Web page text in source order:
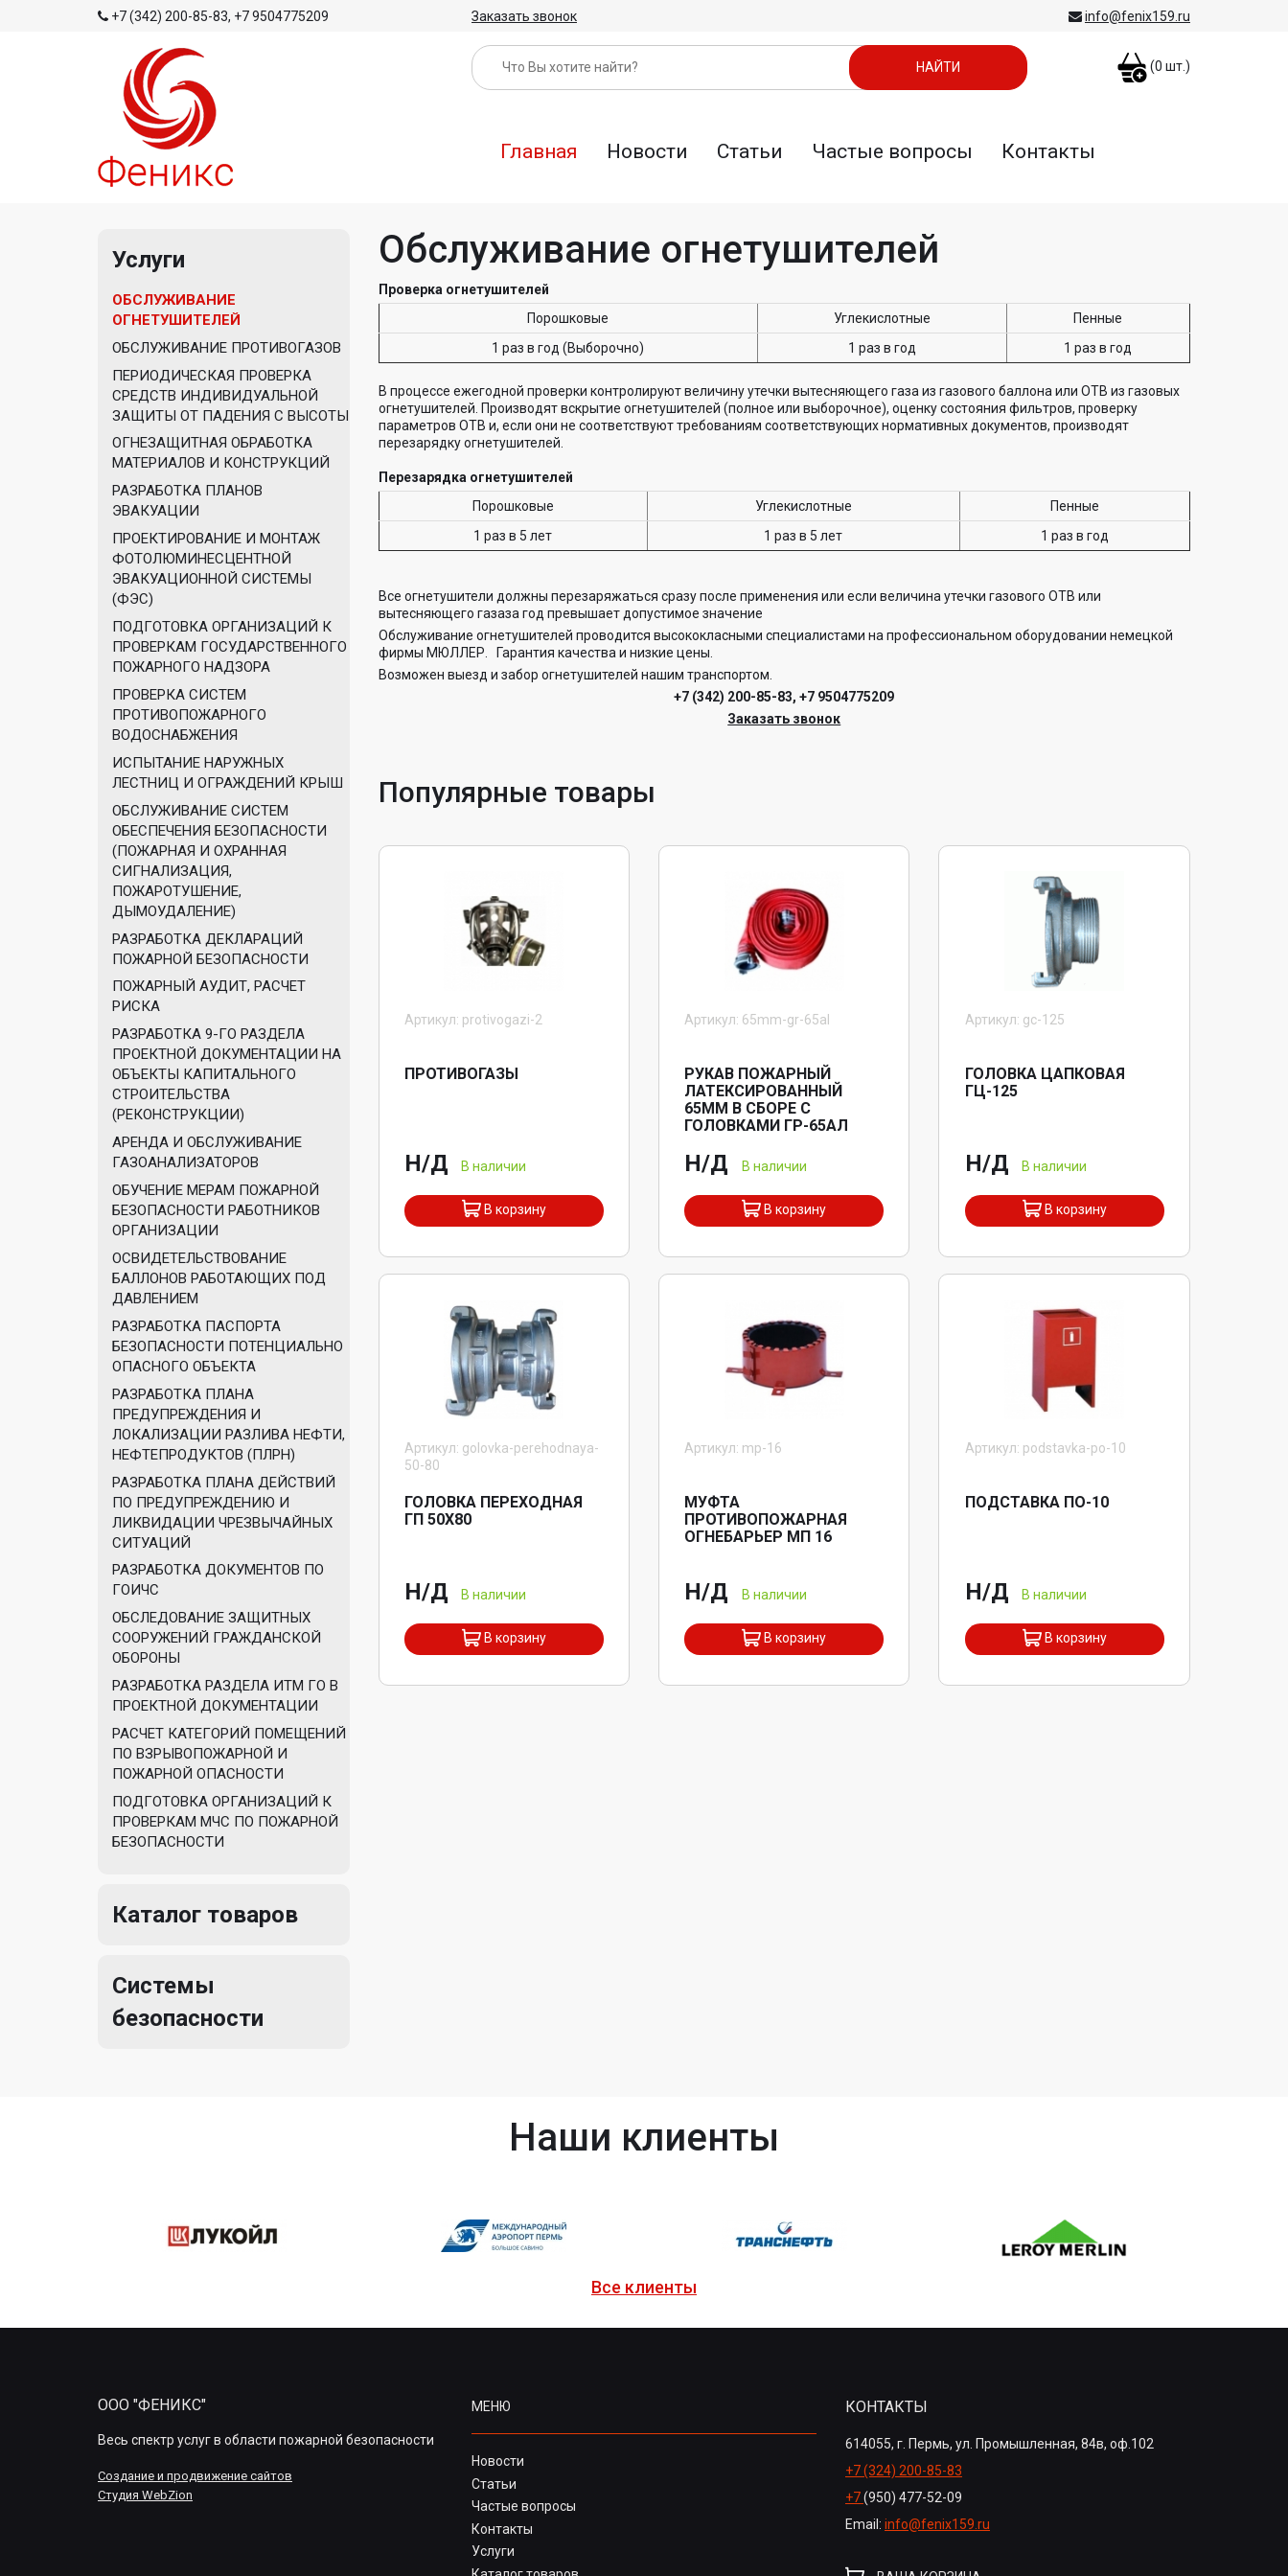
+7 (342) 200-85-83, +7 9504775209 Заказать звонок info@fenix159.ru
(0 шт.)
Главная Новости Статьи Частые вопросы Контакты
Услуги
ОБСЛУЖИВАНИЕ
ОГНЕТУШИТЕЛЕЙ
ОБСЛУЖИВАНИЕ ПРОТИВОГАЗОВ
ПЕРИОДИЧЕСКАЯ ПРОВЕРКА
СРЕДСТВ ИНДИВИДУАЛЬНОЙ
ЗАЩИТЫ ОТ ПАДЕНИЯ С ВЫСОТЫ
ОГНЕЗАЩИТНАЯ ОБРАБОТКА
МАТЕРИАЛОВ И КОНСТРУКЦИЙ
РАЗРАБОТКА ПЛАНОВ
ЭВАКУАЦИИ
ПРОЕКТИРОВАНИЕ И МОНТАЖ
ФОТОЛЮМИНЕСЦЕНТНОЙ
ЭВАКУАЦИОННОЙ СИСТЕМЫ
(ФЭС)
ПОДГОТОВКА ОРГАНИЗАЦИЙ К
ПРОВЕРКАМ ГОСУДАРСТВЕННОГО
ПОЖАРНОГО НАДЗОРА
ПРОВЕРКА СИСТЕМ
ПРОТИВОПОЖАРНОГО
ВОДОСНАБЖЕНИЯ
ИСПЫТАНИЕ НАРУЖНЫХ
ЛЕСТНИЦ И ОГРАЖДЕНИЙ КРЫШ
ОБСЛУЖИВАНИЕ СИСТЕМ
ОБЕСПЕЧЕНИЯ БЕЗОПАСНОСТИ
(ПОЖАРНАЯ И ОХРАННАЯ
СИГНАЛИЗАЦИЯ,
ПОЖАРОТУШЕНИЕ,
ДЫМОУДАЛЕНИЕ)
РАЗРАБОТКА ДЕКЛАРАЦИЙ
ПОЖАРНОЙ БЕЗОПАСНОСТИ
ПОЖАРНЫЙ АУДИТ, РАСЧЕТ
РИСКА
РАЗРАБОТКА 9-ГО РАЗДЕЛА
ПРОЕКТНОЙ ДОКУМЕНТАЦИИ НА
ОБЪЕКТЫ КАПИТАЛЬНОГО
СТРОИТЕЛЬСТВА
(РЕКОНСТРУКЦИИ)
АРЕНДА И ОБСЛУЖИВАНИЕ
ГАЗОАНАЛИЗАТОРОВ
ОБУЧЕНИЕ МЕРАМ ПОЖАРНОЙ
БЕЗОПАСНОСТИ РАБОТНИКОВ
ОРГАНИЗАЦИИ
ОСВИДЕТЕЛЬСТВОВАНИЕ
БАЛЛОНОВ РАБОТАЮЩИХ ПОД
ДАВЛЕНИЕМ
РАЗРАБОТКА ПАСПОРТА
БЕЗОПАСНОСТИ ПОТЕНЦИАЛЬНО
ОПАСНОГО ОБЪЕКТА
РАЗРАБОТКА ПЛАНА
ПРЕДУПРЕЖДЕНИЯ И
ЛОКАЛИЗАЦИИ РАЗЛИВА НЕФТИ,
НЕФТЕПРОДУКТОВ (ПЛРН)
РАЗРАБОТКА ПЛАНА ДЕЙСТВИЙ
ПО ПРЕДУПРЕЖДЕНИЮ И
ЛИКВИДАЦИИ ЧРЕЗВЫЧАЙНЫХ
СИТУАЦИЙ
РАЗРАБОТКА ДОКУМЕНТОВ ПО
ГОИЧС
ОБСЛЕДОВАНИЕ ЗАЩИТНЫХ
СООРУЖЕНИЙ ГРАЖДАНСКОЙ
ОБОРОНЫ
РАЗРАБОТКА РАЗДЕЛА ИТМ ГО В
ПРОЕКТНОЙ ДОКУМЕНТАЦИИ
РАСЧЕТ КАТЕГОРИЙ ПОМЕЩЕНИЙ
ПО ВЗРЫВОПОЖАРНОЙ И
ПОЖАРНОЙ ОПАСНОСТИ
ПОДГОТОВКА ОРГАНИЗАЦИЙ К
ПРОВЕРКАМ МЧС ПО ПОЖАРНОЙ
БЕЗОПАСНОСТИ
Каталог товаров
Системы
безопасности
Обслуживание огнетушителей
Проверка огнетушителей
Порошковые
Углекислотные
Пенные
1 раз в год (Выборочно)
1 раз в год 1 раз в год
В процессе ежегодной проверки контролируют величину утечки вытесняющего газа из газового баллона или ОТВ из газовых
огнетушителей. Производят вскрытие огнетушителей (полное или выборочное), оценку состояния фильтров, проверку
параметров ОТВ и, если они не соответствуют требованиям соответствующих нормативных документов, производят
перезарядку огнетушителей.
Перезарядка огнетушителей
Порошковые
Углекислотные
Пенные
1 раз в 5 лет
1 раз в 5 лет 1 раз в год
Все огнетушители должны перезаряжаться сразу после применения или если величина утечки газового ОТВ или
вытесняющего газаза год превышает допустимое значение
Обслуживание огнетушителей проводится высококласными специалистами на профессиональном оборудовании немецкой
фирмы МЮЛЛЕР. Гарантия качества и низкие цены.
Возможен выезд и забор огнетушителей нашим транспортом.
+7 (342) 200-85-83,+7 9504775209
Заказать звонок
Популярные товары
Артикул: protivogazi-2
ПРОТИВОГАЗЫ
Н/Д В наличии
В корзину
Артикул: 65mm-gr-65al
РУКАВ ПОЖАРНЫЙ
ЛАТЕКСИРОВАННЫЙ
65ММ В СБОРЕ С
ГОЛОВКАМИ ГР-65АЛ
Н/Д В наличии
В корзину
Артикул: gc-125
ГОЛОВКА ЦАПКОВАЯ
ГЦ-125
Н/Д В наличии
В корзину
Артикул: golovka-perehodnaya-
50-80
ГОЛОВКА ПЕРЕХОДНАЯ
ГП 50X80
Н/Д В наличии
В корзину
Артикул: mp-16
МУФТА
ПРОТИВОПОЖАРНАЯ
ОГНЕБАРЬЕР МП 16
Н/Д В наличии
В корзину
Артикул: podstavka-po-10
ПОДСТАВКА ПО-10
Н/Д В наличии
В корзину
Наши клиенты
Все клиенты
ООО "ФЕНИКС"
Весь спектр услуг в области пожарной безопасности
Создание и продвижение сайтов
Студия WebZion
МЕНЮ
Новости
Статьи
Частые вопросы
Контакты
Услуги
КОНТАКТЫ
614055, г. Пермь, ул. Промышленная, 84в, оф.102
+7 (324) 200-85-83
+7(950) 477-52-09
Email: info@fenix159.ru